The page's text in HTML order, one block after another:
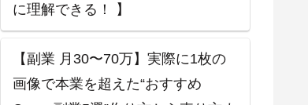
に理解できる！ 】
【副業 月30〜70万】実際に1枚の
画像で本業を超えた“おすすめ